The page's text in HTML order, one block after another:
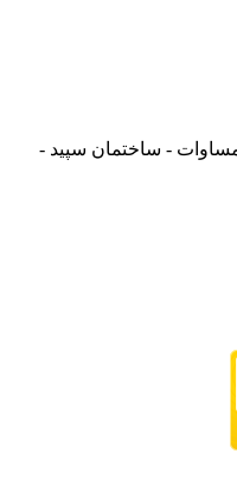
- ساختمان سپید -